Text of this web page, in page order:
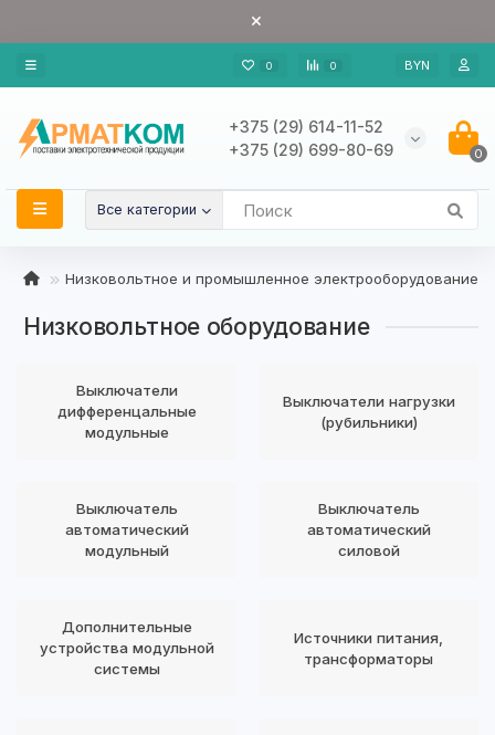
0 0 BYN
+375 (29) 614-11-52
+375 (29) 699-80-69
0
Все категории
Низковольтное и промышленное электрооборудование
Низковольтное оборудование
Выключатели
дифференцальные
модульные
Выключатели нагрузки
(рубильники)
Выключатель
автоматический
модульный
Выключатель
автоматический
силовой
Дополнительные
устройства модульной
системы
Источники питания,
трансформаторы